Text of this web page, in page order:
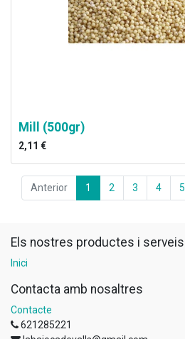
Mill (500gr)
2,11 €
Anterior 1 2 3 4 5
Els nostres productes i serveis
Inici
Contacta amb nosaltres
Contacte
621285221